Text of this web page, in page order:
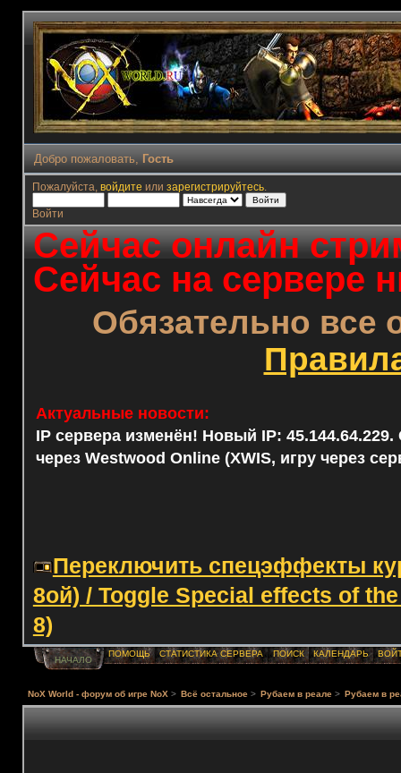
Добро пожаловать, Гость
Пожалуйста, войдите или зарегистрируйтесь.
Войти
Сейчас онлайн
Сейчас на сервере
Обязательно все
Актуальные новости:
IP сервера изменён! Новый IP: 45.144.64.229.
через Westwood Online (XWIS, игру через
Переключить спецэффекты
8ой) / Toggle Special effects of
8)
НАЧАЛО
ПОМОЩЬ СТАТИСТИКА СЕРВЕРА ПОИСК КАЛЕНДАРЬ
NoX World - форум об игре NoX > Всё остальное > Рубаем в реале > Рубаем в